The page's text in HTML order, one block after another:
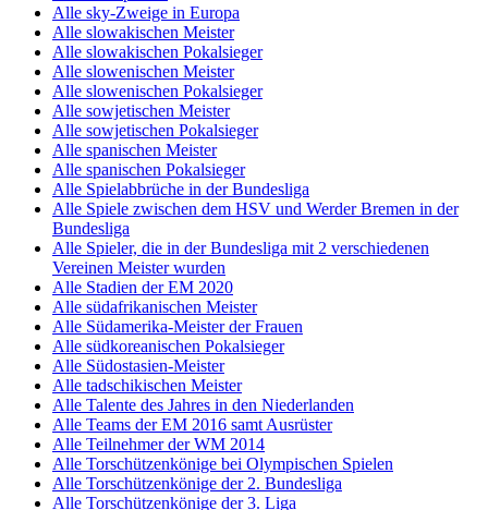
Alle sky-Zweige in Europa
Alle slowakischen Meister
Alle slowakischen Pokalsieger
Alle slowenischen Meister
Alle slowenischen Pokalsieger
Alle sowjetischen Meister
Alle sowjetischen Pokalsieger
Alle spanischen Meister
Alle spanischen Pokalsieger
Alle Spielabbrüche in der Bundesliga
Alle Spiele zwischen dem HSV und Werder Bremen in der
Bundesliga
Alle Spieler, die in der Bundesliga mit 2 verschiedenen
Vereinen Meister wurden
Alle Stadien der EM 2020
Alle südafrikanischen Meister
Alle Südamerika-Meister der Frauen
Alle südkoreanischen Pokalsieger
Alle Südostasien-Meister
Alle tadschikischen Meister
Alle Talente des Jahres in den Niederlanden
Alle Teams der EM 2016 samt Ausrüster
Alle Teilnehmer der WM 2014
Alle Torschützenkönige bei Olympischen Spielen
Alle Torschützenkönige der 2. Bundesliga
Alle Torschützenkönige der 3. Liga